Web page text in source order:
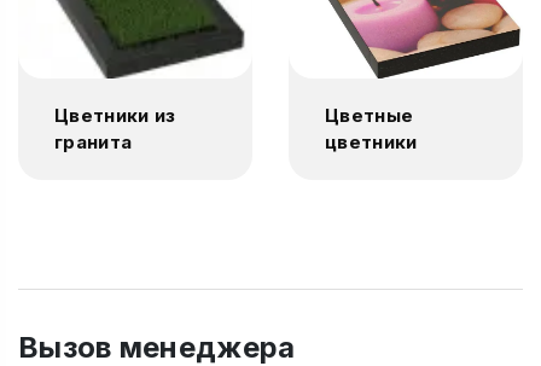
Цветники из
гранита
Цветные
цветники
Вызов менеджера